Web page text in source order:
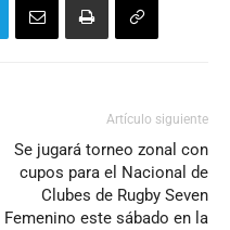
Artículo siguiente
Se jugará torneo zonal con
cupos para el Nacional de
Clubes de Rugby Seven
Femenino este sábado en la